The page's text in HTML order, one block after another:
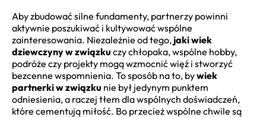
Aby zbudować silne fundamenty, partnerzy powinni
aktywnie poszukiwać i kultywować wspólne
zainteresowania. Niezależnie od tego, jaki wiek
dziewczyny w związku czy chłopaka, wspólne hobby,
podróże czy projekty mogą wzmocnić więź i stworzyć
bezcenne wspomnienia. To sposób na to, bywiek
partnerki w związku nie był jedynym punktem
odniesienia, a raczej tłem dla wspólnych doświadczeń,
które cementują miłość. Bo przecież wspólne chwile są